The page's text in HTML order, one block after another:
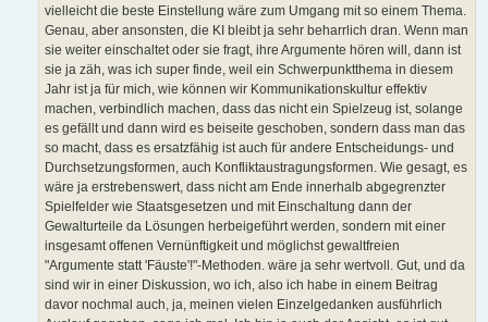
vielleicht die beste Einstellung wäre zum Umgang mit so einem Thema.
Genau, aber ansonsten, die KI bleibt ja sehr beharrlich dran. Wenn man
sie weiter einschaltet oder sie fragt, ihre Argumente hören will, dann ist
sie ja zäh, was ich super finde, weil ein Schwerpunktthema in diesem
Jahr ist ja für mich, wie können wir Kommunikationskultur effektiv
machen, verbindlich machen, dass das nicht ein Spielzeug ist, solange
es gefällt und dann wird es beiseite geschoben, sondern dass man das
so macht, dass es ersatzfähig ist auch für andere Entscheidungs- und
Durchsetzungsformen, auch Konfliktaustragungsformen. Wie gesagt, es
wäre ja erstrebenswert, dass nicht am Ende innerhalb abgegrenzter
Spielfelder wie Staatsgesetzen und mit Einschaltung dann der
Gewalturteile da Lösungen herbeigeführt werden, sondern mit einer
insgesamt offenen Vernünftigkeit und möglichst gewaltfreien
"Argumente statt 'Fäuste'!"-Methoden. wäre ja sehr wertvoll. Gut, und da
sind wir in einer Diskussion, wo ich, also ich habe in einem Beitrag
davor nochmal auch, ja, meinen vielen Einzelgedanken ausführlich